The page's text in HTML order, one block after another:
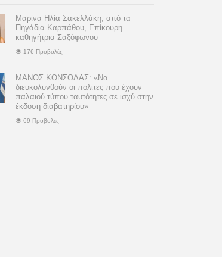
Μαρίνα Ηλία Σακελλάκη, από τα
Πηγάδια Καρπάθου, Επίκουρη
καθηγήτρια Σαξόφωνου
176 Προβολές
ΜΑΝΟΣ ΚΟΝΣΟΛΑΣ: «Να
διευκολυνθούν οι πολίτες που έχουν
παλαιού τύπου ταυτότητες σε ισχύ στην
έκδοση διαβατηρίου»
69 Προβολές